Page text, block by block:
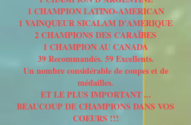
1 CHAMPION LATINO-AMERICAN
1 VAINQUEUR SICALAM D'AMERIQUE
2 CHAMPIONS DES CARAÏBES
1 CHAMPION AU CANADA
39 Recommandés. 59 Excellents.
Un nombre considérable de coupes et de
médailles.
ET LE PLUS IMPORTANT ...
BEAUCOUP DE CHAMPIONS DANS VOS
COEURS !!!